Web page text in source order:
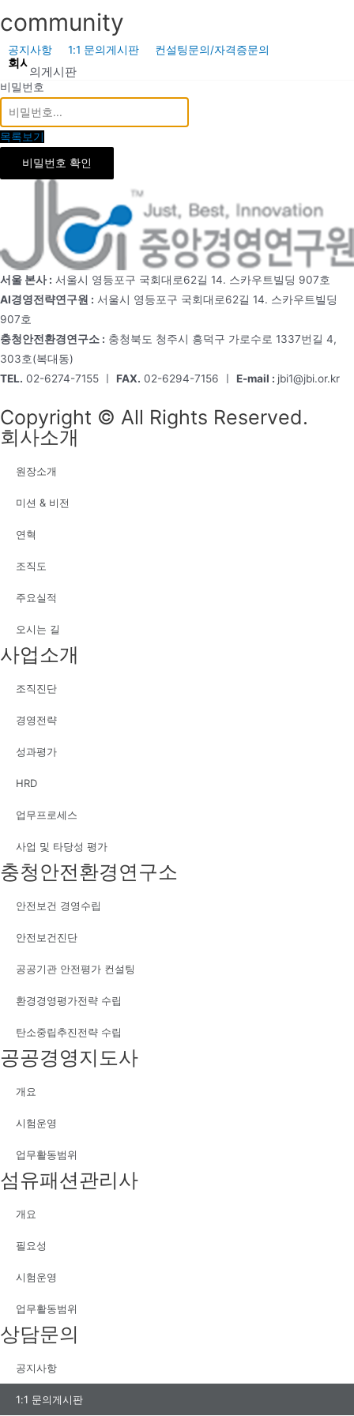
텐
츠
로
건
너
뛰
기
회사소개 충청안전환경연구소
community
공지사항 1:1 문의게시판 컨설팅문의/자격증문의
1:1 문의게시판
비밀번호
목록보기
비밀번호 확인
서울 본사 : 서울시 영등포구 국회대로62길 14. 스카우트빌딩 907호
AI경영전략연구원 : 서울시 영등포구 국회대로62길 14. 스카우트빌딩
907호
충청안전환경연구소 : 충청북도 청주시 흥덕구 가로수로 1337번길 4,
303호(복대동)
TEL. 02-6274-7155 ㅣ FAX. 02-6294-7156 ㅣ E-mail : jbi1@jbi.or.kr
Copyright © All Rights Reserved.
회사소개
원장소개
미션 & 비전
연혁
조직도
주요실적
오시는 길
사업소개
조직진단
경영전략
성과평가
HRD
업무프로세스
사업 및 타당성 평가
충청안전환경연구소
안전보건 경영수립
안전보건진단
공공기관 안전평가 컨설팅
환경경영평가전략 수립
탄소중립추진전략 수립
공공경영지도사
개요
시험운영
업무활동범위
섬유패션관리사
개요
필요성
시험운영
업무활동범위
상담문의
공지사항
1:1 문의게시판